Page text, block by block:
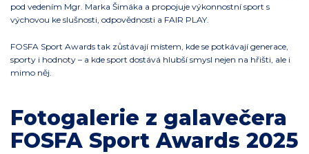
pod vedením Mgr. Marka Šimáka a propojuje výkonnostní sport s
výchovou ke slušnosti, odpovědnosti a FAIR PLAY.
FOSFA Sport Awards tak zůstávají místem, kde se potkávají generace,
sporty i hodnoty – a kde sport dostává hlubší smysl nejen na hřišti, ale i
mimo něj.
Fotogalerie z galavečera
FOSFA Sport Awards 2025